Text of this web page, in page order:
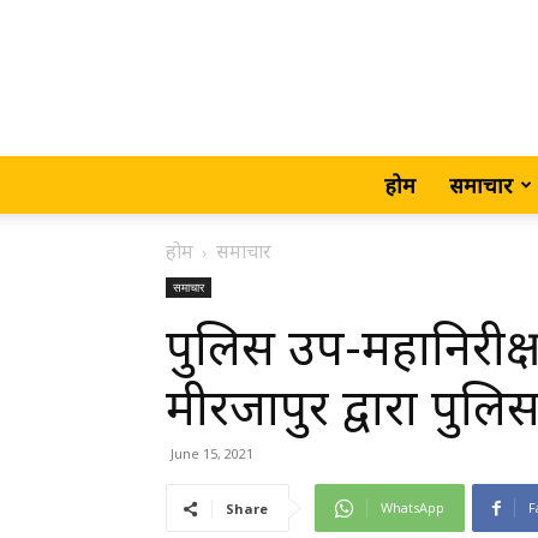
होम समाचार
होम समाचार
समाचार
पुलिस उप-
मीरजापुर द्वारा
June 15, 2021
Share WhatsApp